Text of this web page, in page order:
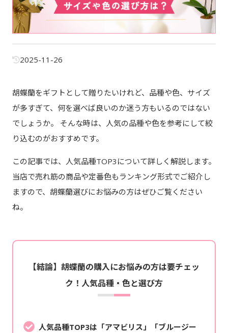
2025-11-26
胡蝶蘭をギフトとして贈りたいけれど、品種や色、サイズ
が多すぎて、何を選べば良いのか迷う方もいるのではない
でしょうか。 そんな時は、人気の品種や色を参考にして絞
り込むのがおすすめです。
この記事では、人気品種TOP3について詳しく解説します。
当店で売れ筋の商品や定番色もランキング形式でご紹介し
ますので、胡蝶蘭選びにお悩みの方はぜひご覧ください
ね。
【結論】胡蝶蘭の購入にお悩みの方は要チェッ
ク！人気品種・色と選び方
人気品種TOP3は「アマビリス」「ブルージー